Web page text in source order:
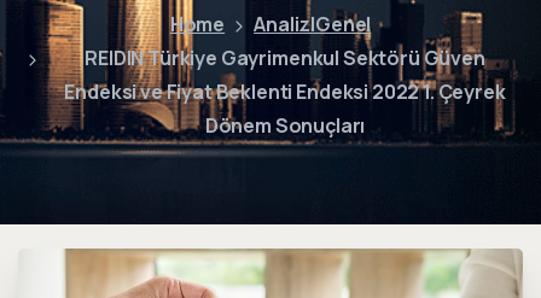
Home
Analiz|Genel
REIDIN Türkiye Gayrimenkul Sektörü Güven
Endeksi ve Fiyat Beklenti Endeksi 2022 1. Çeyrek
Dönem Sonuçları